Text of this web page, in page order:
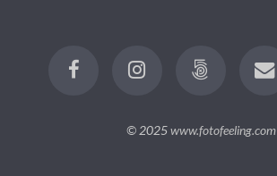
© 2025www.fotofeeling.com